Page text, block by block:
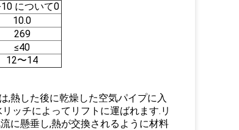
10 について0
10.0
269
≤40
12〜14
,熱した後に乾燥した空気パイプに入
ッチによってリフトに運ばれます.リ
に懸垂し,熱が交換されるように材料